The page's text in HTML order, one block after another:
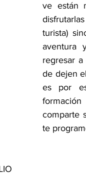
ve están
turista)
aventura
regresar
de dejen
es por
comparte
te
JULIO